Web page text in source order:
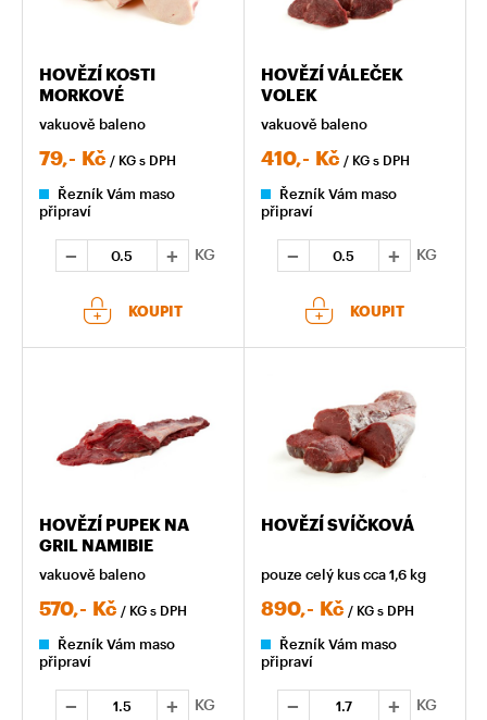
HOVĚZÍ KOSTI
MORKOVÉ
vakuově baleno
79,- Kč / KG s DPH
Řezník Vám maso
připraví
KG
KOUPIT
HOVĚZÍ VÁLEČEK
VOLEK
vakuově baleno
410,- Kč / KG s DPH
Řezník Vám maso
připraví
KG
KOUPIT
HOVĚZÍ PUPEK NA
GRIL NAMIBIE
vakuově baleno
570,- Kč / KG s DPH
Řezník Vám maso
připraví
KG
HOVĚZÍ SVÍČKOVÁ
pouze celý kus cca 1,6 kg
890,- Kč / KG s DPH
Řezník Vám maso
připraví
KG